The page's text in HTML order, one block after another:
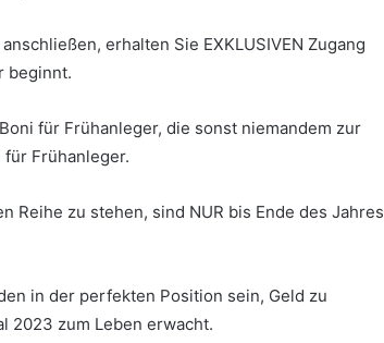
erhalten Sie EXKLUSIVEN Zugang
beginnt.
für Frühanleger, die sonst niemandem zur
Frühanleger.
Reihe zu stehen, sind NUR bis Ende des Jahres
in der perfekten Position sein, Geld zu
2023 zum Leben erwacht.